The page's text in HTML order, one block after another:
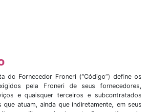
do Fornecedor Froneri (“Código”) define os
pela Froneri de seus fornecedores,
e quaisquer terceiros e subcontratados
que atuam, ainda que indiretamente, em seus